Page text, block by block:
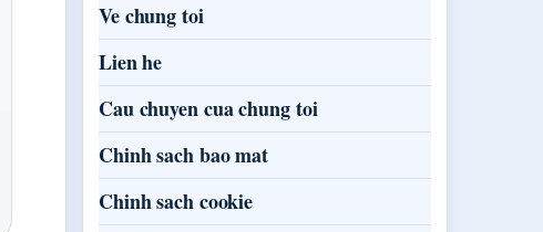
Ve chung toi
Lien he
Cau chuyen cua chung toi
Chinh sach bao mat
Chinh sach cookie